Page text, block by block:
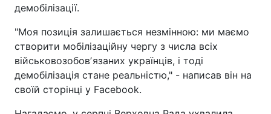
демобілізації.
"Моя позиція залишається незмінною: ми маємо
створити мобілізаційну чергу з числа всіх
військовозобовʼязаних українців, і тоді
демобілізація стане реальністю," - написав він на
своїй сторінці у Facebook.